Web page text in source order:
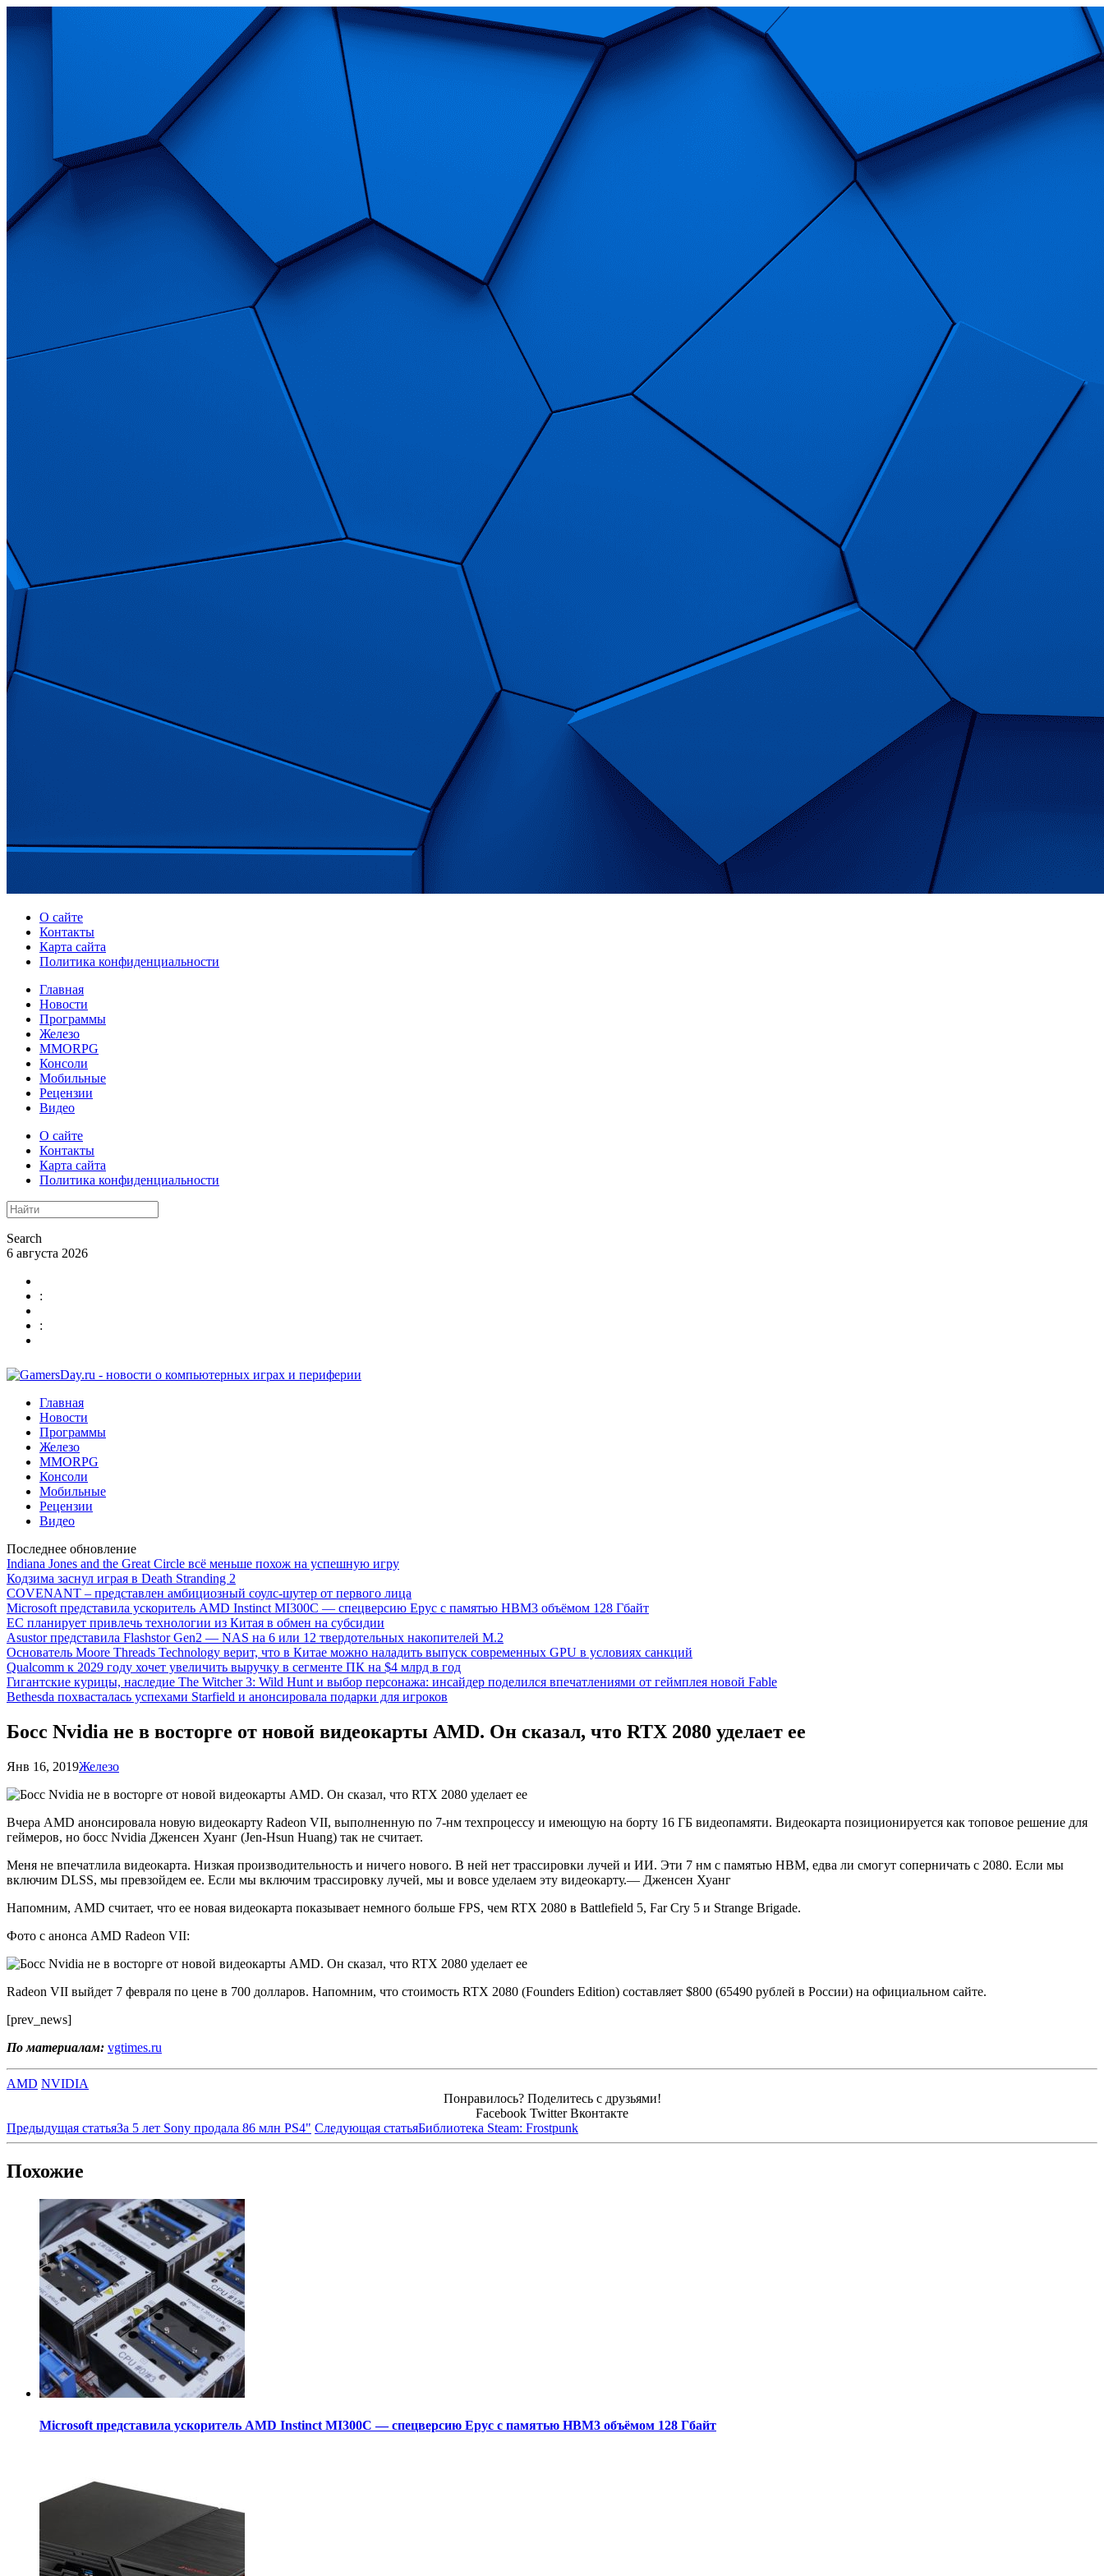
О сайте
Контакты
Карта сайта
Политика конфиденциальности
Главная
Новости
Программы
Железо
MMORPG
Консоли
Мобильные
Рецензии
Видео
О сайте
Контакты
Карта сайта
Политика конфиденциальности
Search
6 августа 2026
:
:
Главная
Новости
Программы
Железо
MMORPG
Консоли
Мобильные
Рецензии
Видео
Последнее обновление
Indiana Jones and the Great Circle всё меньше похож на успешную игру
Кодзима заснул играя в Death Stranding 2
COVENANT – представлен амбициозный соулс-шутер от первого лица
Microsoft представила ускоритель AMD Instinct MI300C — спецверсию Epyc с памятью HBM3 объёмом 128 Гбайт
ЕС планирует привлечь технологии из Китая в обмен на субсидии
Asustor представила Flashstor Gen2 — NAS на 6 или 12 твердотельных накопителей M.2
Основатель Moore Threads Technology верит, что в Китае можно наладить выпуск современных GPU в условиях санкций
Qualcomm к 2029 году хочет увеличить выручку в сегменте ПК на $4 млрд в год
Гигантские курицы, наследие The Witcher 3: Wild Hunt и выбор персонажа: инсайдер поделился впечатлениями от геймплея новой Fable
Bethesda похвасталась успехами Starfield и анонсировала подарки для игроков
Босс Nvidia не в восторге от новой видеокарты AMD. Он сказал, что RTX 2080 уделает ее
Янв 16, 2019Железо
Вчера AMD анонсировала новую видеокарту Radeon VII, выполненную по 7-нм техпроцессу и имеющую на борту 16 ГБ видеопамяти. Видеокарта позиционируется как топовое решение для
геймеров, но босс Nvidia Дженсен Хуанг (Jen-Hsun Huang) так не считает.
Меня не впечатлила видеокарта. Низкая производительность и ничего нового. В ней нет трассировки лучей и ИИ. Эти 7 нм с памятью HBM, едва ли смогут соперничать с 2080. Если мы
включим DLSS, мы превзойдем ее. Если мы включим трассировку лучей, мы и вовсе уделаем эту видеокарту.— Дженсен Хуанг
Напомним, AMD считает, что ее новая видеокарта показывает немного больше FPS, чем RTX 2080 в Battlefield 5, Far Cry 5 и Strange Brigade.
Фото с анонса AMD Radeon VII:
Radeon VII выйдет 7 февраля по цене в 700 долларов. Напомним, что стоимость RTX 2080 (Founders Edition) составляет $800 (65490 рублей в России) на официальном сайте.
[prev_news]
По материалам: vgtimes.ru
AMD NVIDIA
Понравилось? Поделитесь с друзьями!
Facebook Twitter Вконтакте
Предыдущая статьяЗа 5 лет Sony продала 86 млн PS4" Следующая статьяБиблиотека Steam: Frostpunk
Похожие
Microsoft представила ускоритель AMD Instinct MI300C — спецверсию Epyc с памятью HBM3 объёмом 128 Гбайт